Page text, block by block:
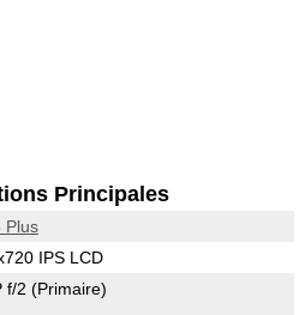
Principales
Plus
IPS LCD
f/2 (Primaire)